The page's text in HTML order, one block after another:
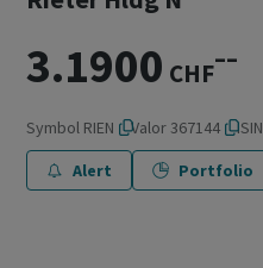
3.1900 CHF––
Symbol RIEN Valor 367144 ISIN
Alert
Portfolio